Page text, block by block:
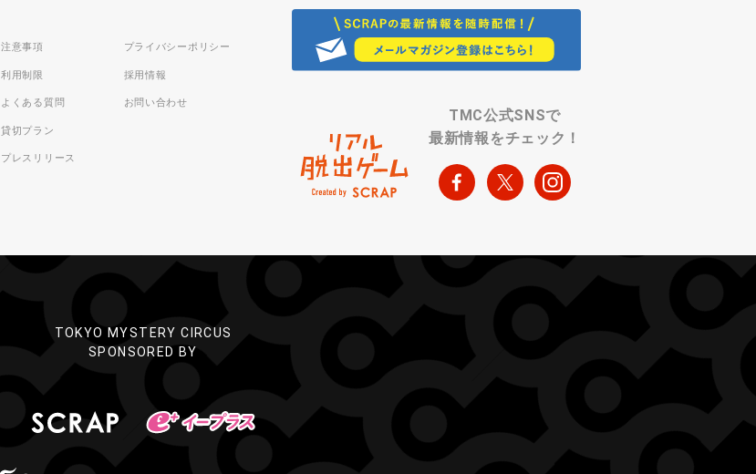
注意事項
利用制限
よくある質問
貸切プラン
プレスリリース
プライバシーポリシー
採用情報
お問い合わせ
TMC公式SNSで
最新情報をチェック！
TOKYO MYSTERY CIRCUS
SPONSORED BY